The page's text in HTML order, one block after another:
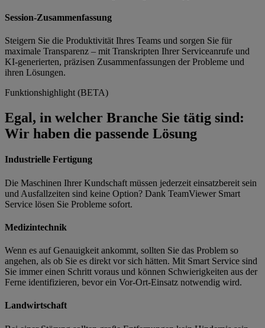
Session-Zusammenfassung
Steigern Sie die Produktivität Ihres Teams und sorgen Sie für
maximale Transparenz – mit Transkripten Ihrer Serviceanrufe und
KI‑generierten, präzisen Zusammenfassungen der Probleme und
ihren Lösungen.
Funktionshighlight (BETA)
Egal, in welcher Branche Sie tätig sind:
Wir haben die passende Lösung
Industrielle Fertigung
Die Maschinen Ihrer Kundschaft müssen jederzeit einsatzbereit sein
und Ausfallzeiten sind keine Option? Dank TeamViewer Smart
Service lösen Sie Probleme sofort.
Medizintechnik
Wenn es auf Genauigkeit ankommt, sollten Sie das Problem so
angehen, als ob Sie es direkt vor sich hätten. Mit Smart Service sind
Sie immer einen Schritt voraus und können Schwierigkeiten aus der
Ferne identifizieren, bevor ein Vor-Ort-Einsatz notwendig wird.
Landwirtschaft